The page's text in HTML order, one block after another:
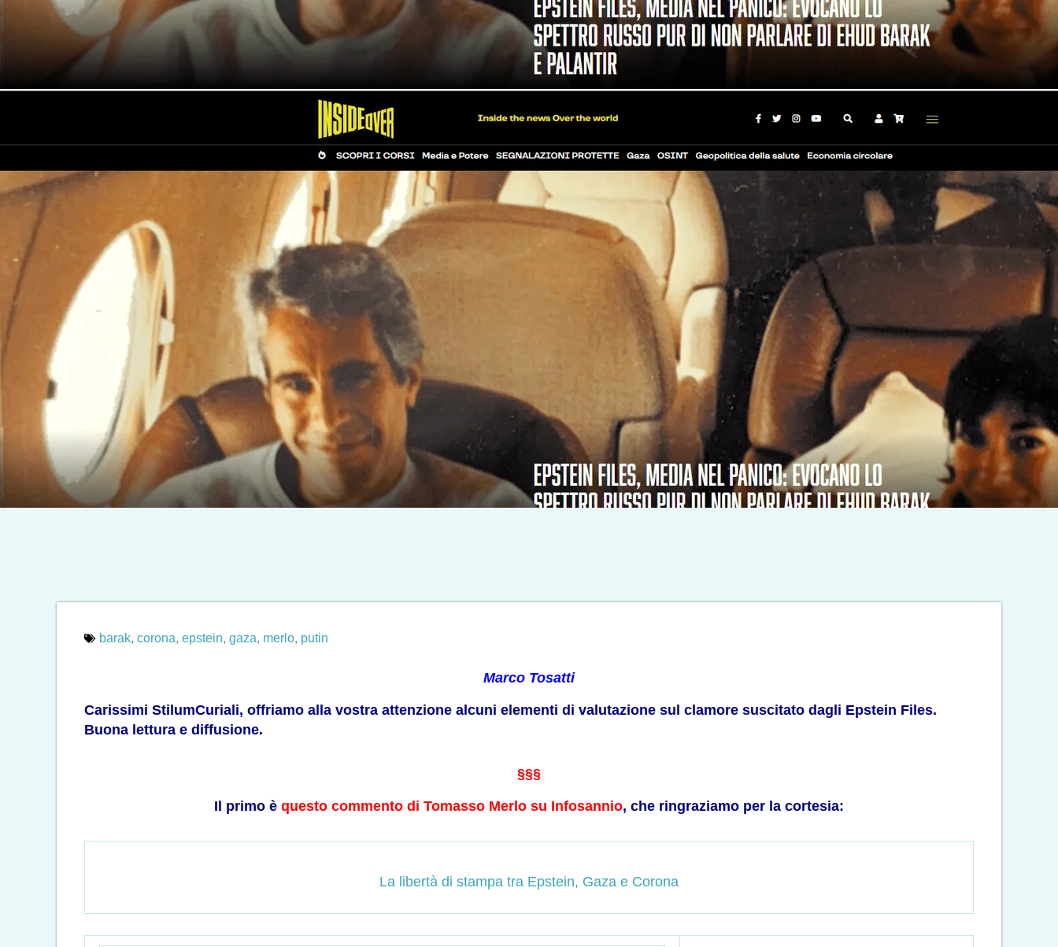
barak, corona, epstein, gaza, merlo, putin
Marco Tosatti
Carissimi StilumCuriali, offriamo alla vostra attenzione alcuni elementi di valutazione sul clamore suscitato dagli Epstein Files.
Buona lettura e diffusione.
§§§
Il primo è questo commento di Tomasso Merlo su Infosannio, che ringraziamo per la cortesia:
La libertà di stampa tra Epstein, Gaza e Corona